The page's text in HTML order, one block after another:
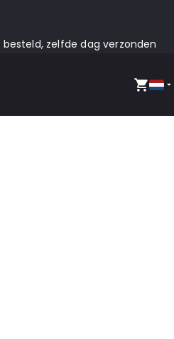
zelfde dag verzonden